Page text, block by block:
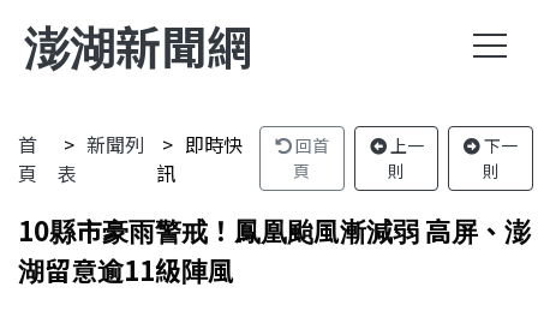
澎湖新聞網
首
頁
新聞列
表
即時快
訊
回首
頁
上一
則
下一
則
10縣市豪雨警戒！鳳凰颱風漸減弱 高屏、澎
湖留意逾11級陣風